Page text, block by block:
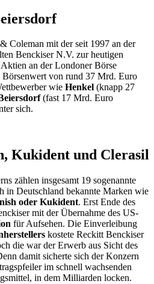
Coleman mit der seit 1997 an der
Benckiser N.V. zur heutigen
an der Londoner Börse
von rund 37 Mrd. Euro
wie Henkel (knapp 27
(fast 17 Mrd. Euro
sich.
Kukident und Clerasil
zählen insgesamt 19 sogenannte
in Deutschland bekannte Marken wie
oder Kukident. Erst Ende des
mit der Übernahme des US-
für Aufsehen. Die Einverleibung
kostete Reckitt Benckiser
die war der Erwerb aus Sicht des
damit sicherte sich der Konzern
im schnell wachsenden
in dem Milliarden locken.